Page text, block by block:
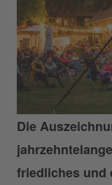
Die
friedliches und